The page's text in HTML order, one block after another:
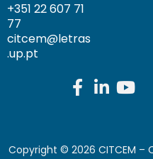
+351 22 607 71
77
citcem@letras
.up.pt
Copyright © 2026 CITCEM –